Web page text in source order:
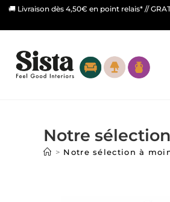
🚚 Livraison dès 4,50€ en point relais* //
Notre
> Notre sélection à